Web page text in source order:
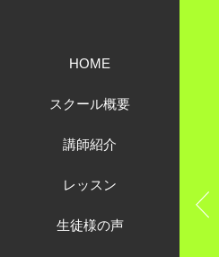
HOME
スクール概要
講師紹介
レッスン
生徒様の声